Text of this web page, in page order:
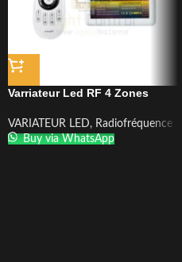
Varriateur Led RF 4 Zones
VARIATEUR LED, Radiofréquence
Buy via WhatsApp